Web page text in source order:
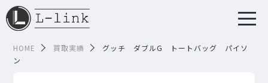
HOME 買取実績
グッチ ダブルG トートバッグ パイソ
ン